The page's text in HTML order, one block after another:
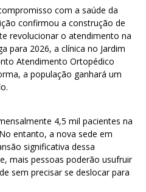
com a saúde da
confirmou a construção de
revolucionar o atendimento na
para 2026, a clínica no Jardim
Atendimento Ortopédico
a população ganhará um
4,5 mil pacientes na
entanto, a nova sede em
significativa dessa
mais pessoas poderão usufruir
sem precisar se deslocar para